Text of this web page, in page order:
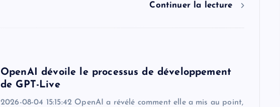
Continuer la lecture
OpenAI dévoile le processus de développement
de GPT-Live
2026-08-04 15:15:42 OpenAI a révélé comment elle a mis au point,